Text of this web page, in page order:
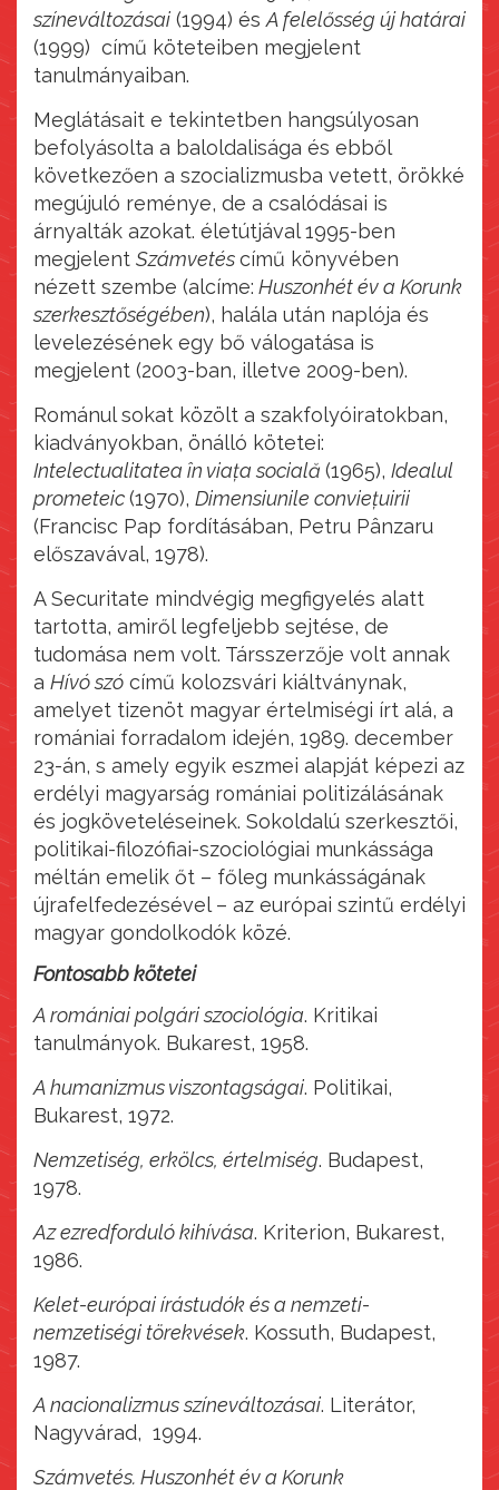
színeváltozásai (1994) és A felelősség új határai
(1999) című köteteiben megjelent
tanulmányaiban.
Meglátásait e tekintetben hangsúlyosan
befolyásolta a baloldalisága és ebből
következően a szocializmusba vetett, örökké
megújuló reménye, de a csalódásai is
árnyalták azokat. életútjával 1995-ben
megjelent Számvetéscímű könyvében
nézett szembe (alcíme: Huszonhét év a Korunk
szerkesztőségében), halála után naplója és
levelezésének egy bő válogatása is
megjelent (2003-ban, illetve 2009-ben).
Románul sokat közölt a szakfolyóiratokban,
kiadványokban, önálló kötetei:
Intelectualitatea în viața socială (1965), Idealul
prometeic(1970), Dimensiunile conviețuirii
(Francisc Pap fordításában, Petru Pânzaru
előszavával, 1978).
A Securitate mindvégig megfigyelés alatt
tartotta, amiről legfeljebb sejtése, de
tudomása nem volt. Társszerzője volt annak
a Hívó szó című kolozsvári kiáltványnak,
amelyet tizenöt magyar értelmiségi írt alá, a
romániai forradalom idején, 1989. december
23-án, s amely egyik eszmei alapját képezi az
erdélyi magyarság romániai politizálásának
és jogköveteléseinek. Sokoldalú szerkesztői,
politikai-filozófiai-szociológiai munkássága
méltán emelik őt – főleg munkásságának
újrafelfedezésével – az európai szintű erdélyi
magyar gondolkodók közé.
Fontosabb kötetei
A romániai polgári szociológia. Kritikai
tanulmányok. Bukarest, 1958.
A humanizmus viszontagságai. Politikai,
Bukarest, 1972.
Nemzetiség, erkölcs, értelmiség. Budapest,
1978.
Az ezredforduló kihívása. Kriterion, Bukarest,
1986.
Kelet-európai írástudók és a nemzeti-
nemzetiségi törekvések. Kossuth, Budapest,
1987.
A nacionalizmus színeváltozásai. Literátor,
Nagyvárad, 1994.
Számvetés. Huszonhét év a Korunk